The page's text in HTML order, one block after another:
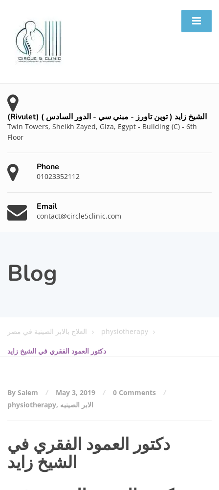
(Rivulet) الشيخ زايد ( توين تاورز - مبني سي - الدور السادس )
Twin Towers, Sheikh Zayed, Giza, Egypt - Building (C) - 6th
Floor
Phone
01023352112
Email
contact@circle5clinic.com
Blog
العلاج بالابر الصينية في مصر physiotherapy
دكتور العمود الفقري في الشيخ زايد
By Salem May 3, 2019
0 Comments
physiotherapy, الابر الصينيه
دكتور العمود الفقري في
الشيخ زايد